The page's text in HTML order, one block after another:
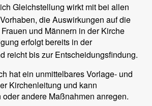
Gleichstellung wirkt mit bei allen
die Auswirkungen auf die
und Männern in der Kirche
erfolgt bereits in der
reicht bis zur Entscheidungsfindung.
hat ein unmittelbares Vorlage- und
Kirchenleitung und kann
andere Maßnahmen anregen.